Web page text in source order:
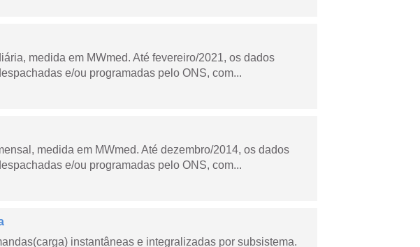
medida em MWmed. Até fevereiro/2021, os dados
e/ou programadas pelo ONS, com...
medida em MWmed. Até dezembro/2014, os dados
e/ou programadas pelo ONS, com...
instantâneas e integralizadas por subsistema.